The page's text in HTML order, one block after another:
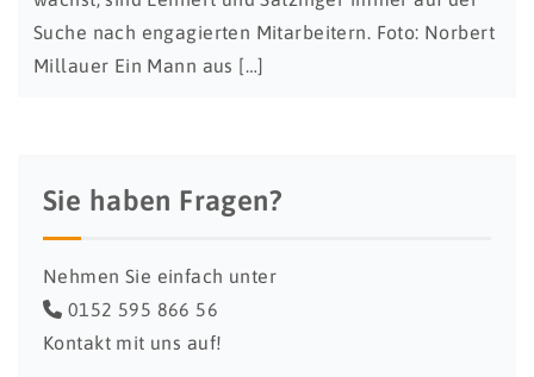
Suche nach engagierten Mitarbeitern. Foto: Norbert
Millauer Ein Mann aus […]
Sie haben Fragen?
Nehmen Sie einfach unter
0152 595 866 56
Kontakt mit uns auf!